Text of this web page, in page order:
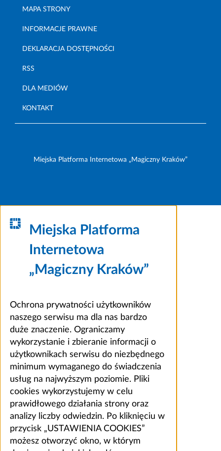
MAPA STRONY
INFORMACJE PRAWNE
DEKLARACJA DOSTĘPNOŚCI
RSS
DLA MEDIÓW
KONTAKT
Miejska Platforma Internetowa „Magiczny Kraków”
Miejska Platforma
Internetowa
„Magiczny Kraków”
Ochrona prywatności użytkowników
naszego serwisu ma dla nas bardzo
duże znaczenie. Ograniczamy
wykorzystanie i zbieranie informacji o
użytkownikach serwisu do niezbędnego
minimum wymaganego do świadczenia
usług na najwyższym poziomie. Pliki
cookies wykorzystujemy w celu
prawidłowego działania strony oraz
analizy liczby odwiedzin. Po kliknięciu w
przycisk „USTAWIENIA COOKIES”
możesz otworzyć okno, w którym